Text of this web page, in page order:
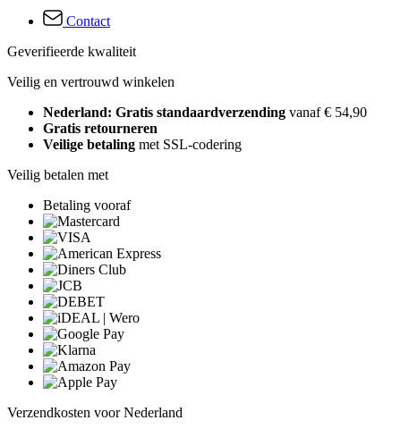
Contact
Geverifieerde kwaliteit
Veilig en vertrouwd winkelen
Nederland: Gratis standaardverzending vanaf € 54,90
Gratis retourneren
Veilige betaling met SSL-codering
Veilig betalen met
Betaling vooraf
Verzendkosten voor Nederland